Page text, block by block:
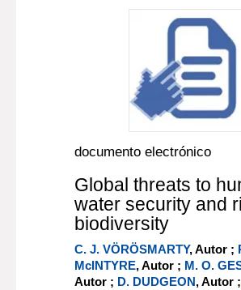
documento electrónico
Global threats to
water security and
biodiversity
C. J. VÖRÖSMARTY, Autor ;
McINTYRE, Autor ; M. O.
Autor ; D. DUDGEON, Autor